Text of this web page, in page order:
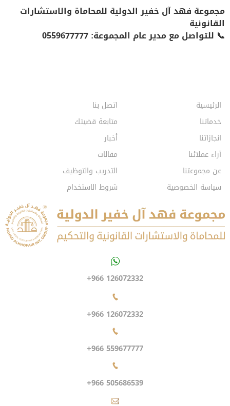
مجموعة فهد آل خفير الدولية للمحاماة والاستشارات
القانونية
📞 للتواصل مع مدير عام المجموعة: 0559677777
الرئيسية
خدماتنا
انجازاتنا
آراء عملائنا
عن مجموعتنا
سياسة الخصوصية
اتصل بنا
متابعة قضيتك
أخبار
مقالات
التدريب والتوظيف
شروط الاستخدام
+966 126072332
+966 126072332
+966 559677777
+966 505686539